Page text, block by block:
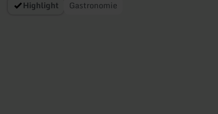
Highlight Gastronomie